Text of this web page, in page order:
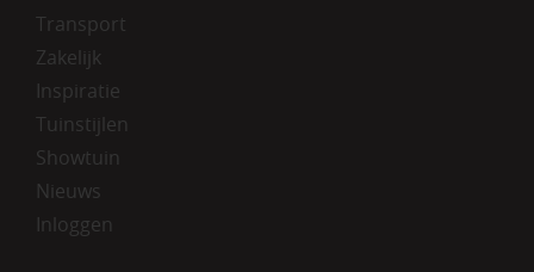
Transport
Zakelijk
Inspiratie
Tuinstijlen
Showtuin
Nieuws
Inloggen